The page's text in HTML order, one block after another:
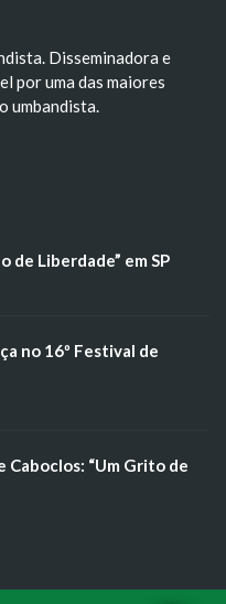
Disseminadora e
por uma das maiores
umbandista.
de Liberdade” em SP
no 16º Festival de
Caboclos: “Um Grito de